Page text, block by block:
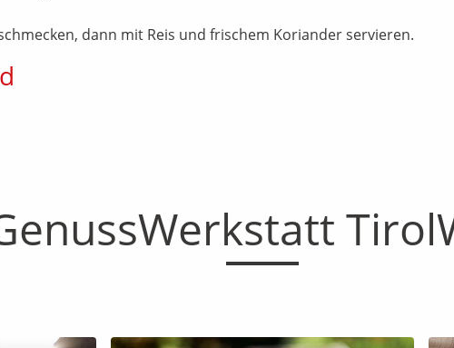
dann mit Reis und frischem Koriander servieren.